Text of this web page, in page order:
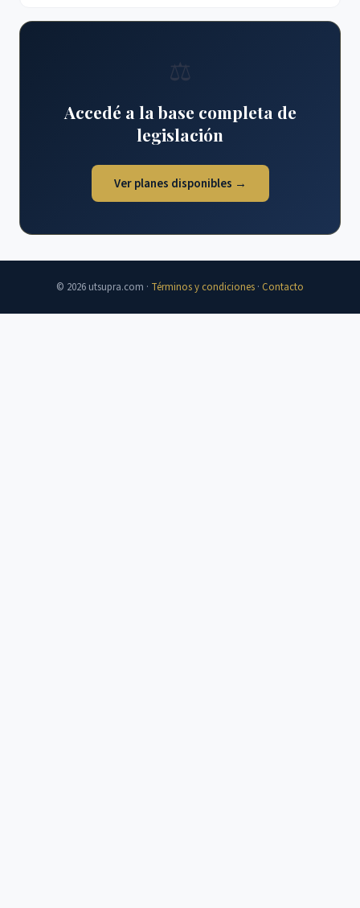
⚖️
Accedé a la base completa de
legislación
Ver planes disponibles →
© 2026 utsupra.com · Términos y condiciones · Contacto